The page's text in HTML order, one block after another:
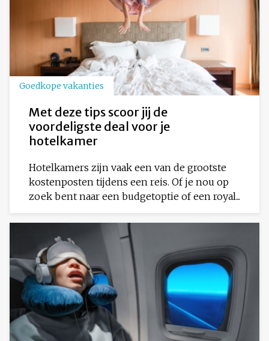
Goedkope vakanties
Met deze tips scoor jij de
voordeligste deal voor je
hotelkamer
Hotelkamers zijn vaak een van de grootste
kostenposten tijdens een reis. Of je nou op
zoek bent naar een budgetoptie of een royal...